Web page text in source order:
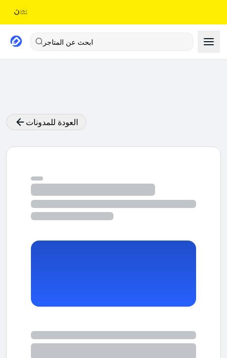
ابحث عن المتاجر
العودة للمدونات